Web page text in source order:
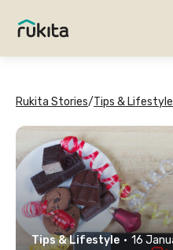
Rukita Stories/Tips & Lifestyle
Tips & Lifestyle · 16